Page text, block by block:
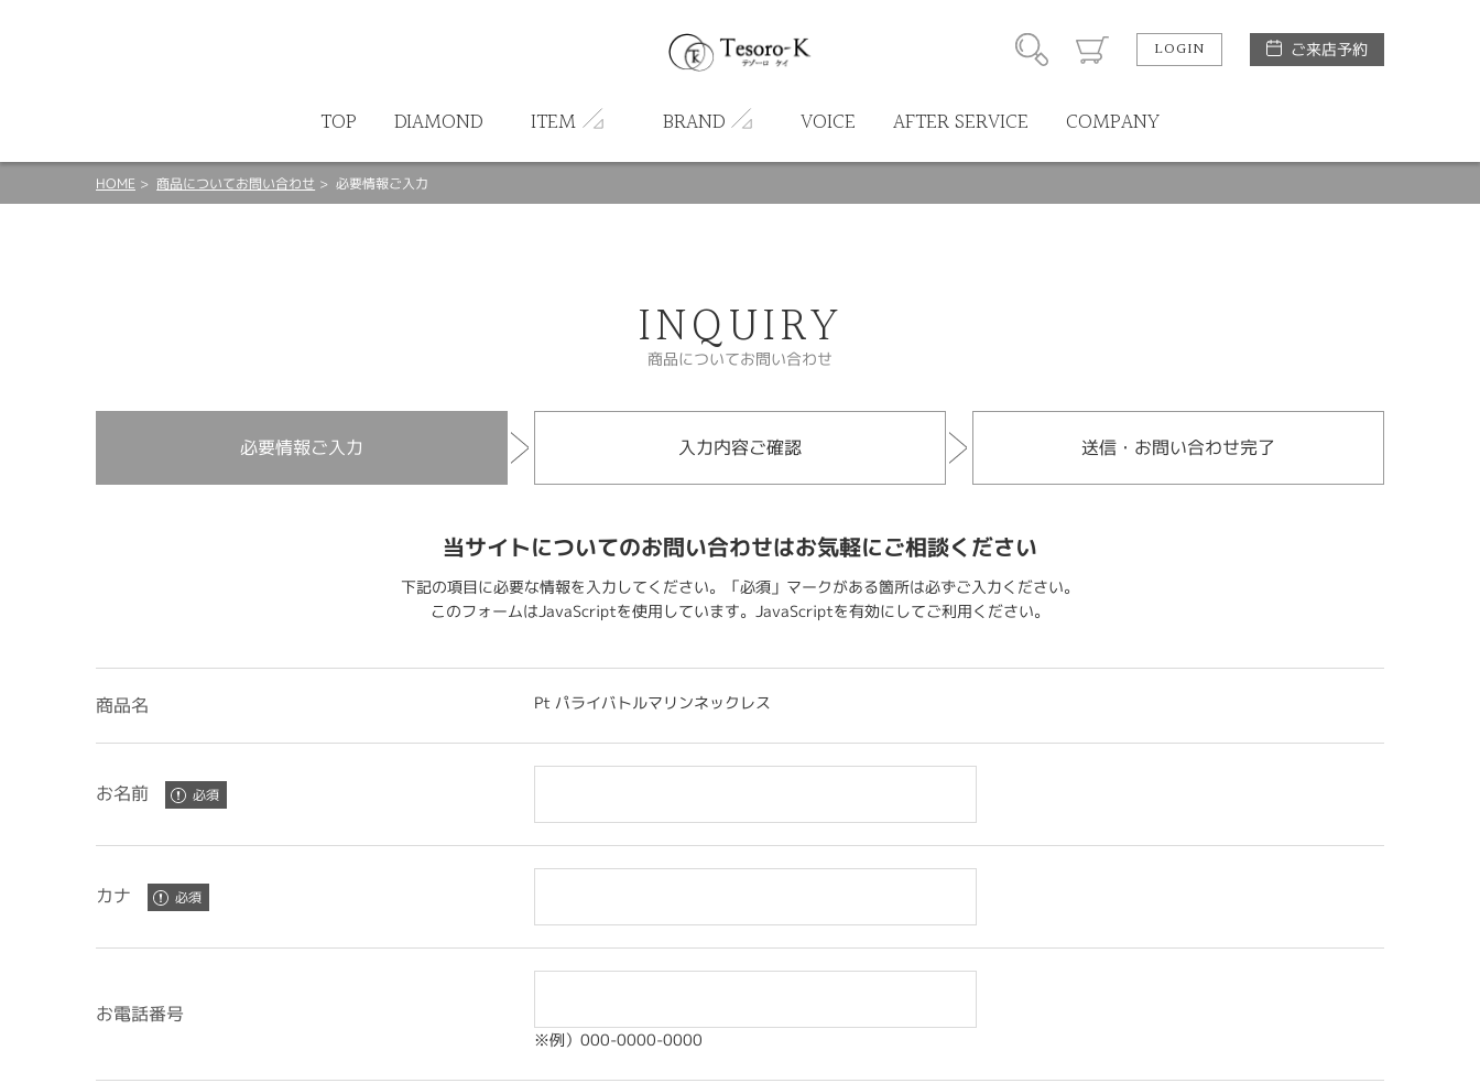
LOGIN ご来店予約
TOP DIAMOND ITEM BRAND VOICE AFTER SERVICE COMPANY
HOME 商品についてお問い合わせ 必要情報ご入力
INQUIRY
商品についてお問い合わせ
必要情報ご入力 入力内容ご確認 送信・お問い合わせ完了
当サイトについてのお問い合わせはお気軽にご相談ください
下記の項目に必要な情報を入力してください。「必須」マークがある箇所は必ずご入力ください。
このフォームはJavaScriptを使用しています。JavaScriptを有効にしてご利用ください。
商品名 Pt パライバトルマリンネックレス
お名前
カナ
お電話番号
※例）000-0000-0000